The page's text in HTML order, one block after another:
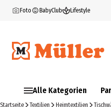
Foto BabyClub Lifestyle
Alle Kategorien
Startseite Textilien Heimtextilien